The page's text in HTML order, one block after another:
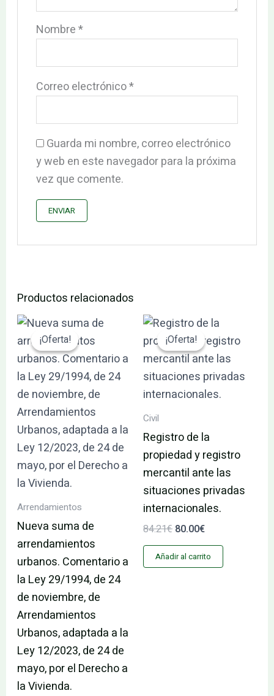
Nombre*
Correo electrónico*
Guarda mi nombre, correo electrónico
y web en este navegador para la próxima
vez que comente.
Productos relacionados
¡Oferta!
¡Oferta!
Arrendamientos
Nueva suma de
arrendamientos
urbanos. Comentario a
la Ley 29/1994, de 24
de noviembre, de
Arrendamientos
Urbanos, adaptada a la
Ley 12/2023, de 24 de
mayo, por el Derecho a
la Vivienda.
El
precio
original
era:
110.53€.
El
actual
es:
105.01€.
¡Oferta!
¡Oferta!
Civil
Registro de la
propiedad y registro
mercantil ante las
situaciones privadas
internacionales.
84.21€
El
precio
original
era:
84.21€.
80.00€
El
precio
actual
es:
80.00€.
Añadir al carrito